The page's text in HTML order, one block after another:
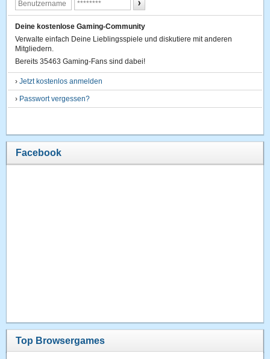
Deine kostenlose Gaming-Community
Verwalte einfach Deine Lieblingsspiele und diskutiere mit anderen
Mitgliedern.
Bereits 35463 Gaming-Fans sind dabei!
›Jetzt kostenlos anmelden
› Passwort vergessen?
Facebook
Top Browsergames